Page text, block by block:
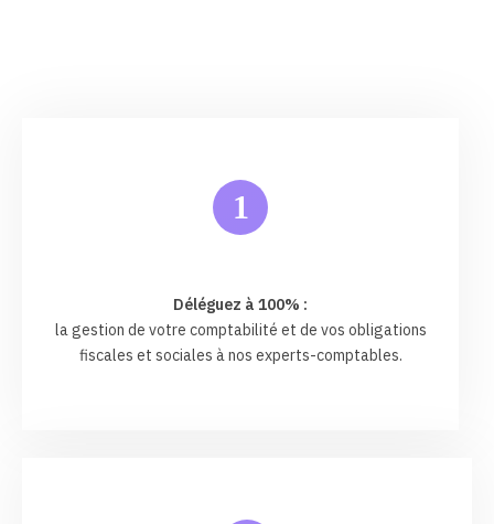
1
Déléguez à 100% :
la gestion de votre comptabilité et de vos obligations
fiscales et sociales à nos experts-comptables.